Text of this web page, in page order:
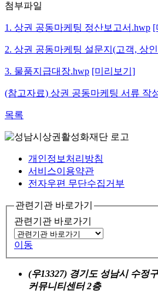
첨부파일
1. 상권 공동마케팅 정산보고서.hwp [
2. 상권 공동마케팅 설문지(고객, 상
3. 물품지급대장.hwp [미리보기]
(참고자료) 상권 공동마케팅 서류 작
목록
개인정보처리방침
서비스이용약관
전자우편 무단수집거부
관련기관 바로가기
관련기관 바로가기
이동
(우13327) 경기도 성남시 수정
커뮤니티센터 2층